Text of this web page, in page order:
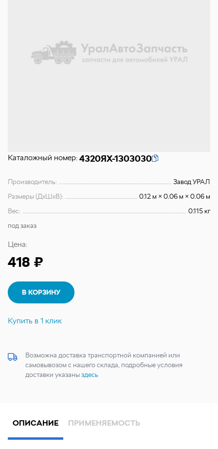
Каталожный номер: 4320ЯХ-1303030
Производитель:
Завод УРАЛ
Размеры (ДхШхВ):
0.12 м × 0.06 м × 0.06 м
Вес:
0.115 кг
под заказ
Цена:
418 ₽
В КОРЗИНУ
Купить в 1 клик
Возможна доставка транспортной компанией или
самовывозом с нашего склада, подробные условия
доставки указаныздесь
ОПИСАНИЕ ПРИМЕНЯЕМОСТЬ